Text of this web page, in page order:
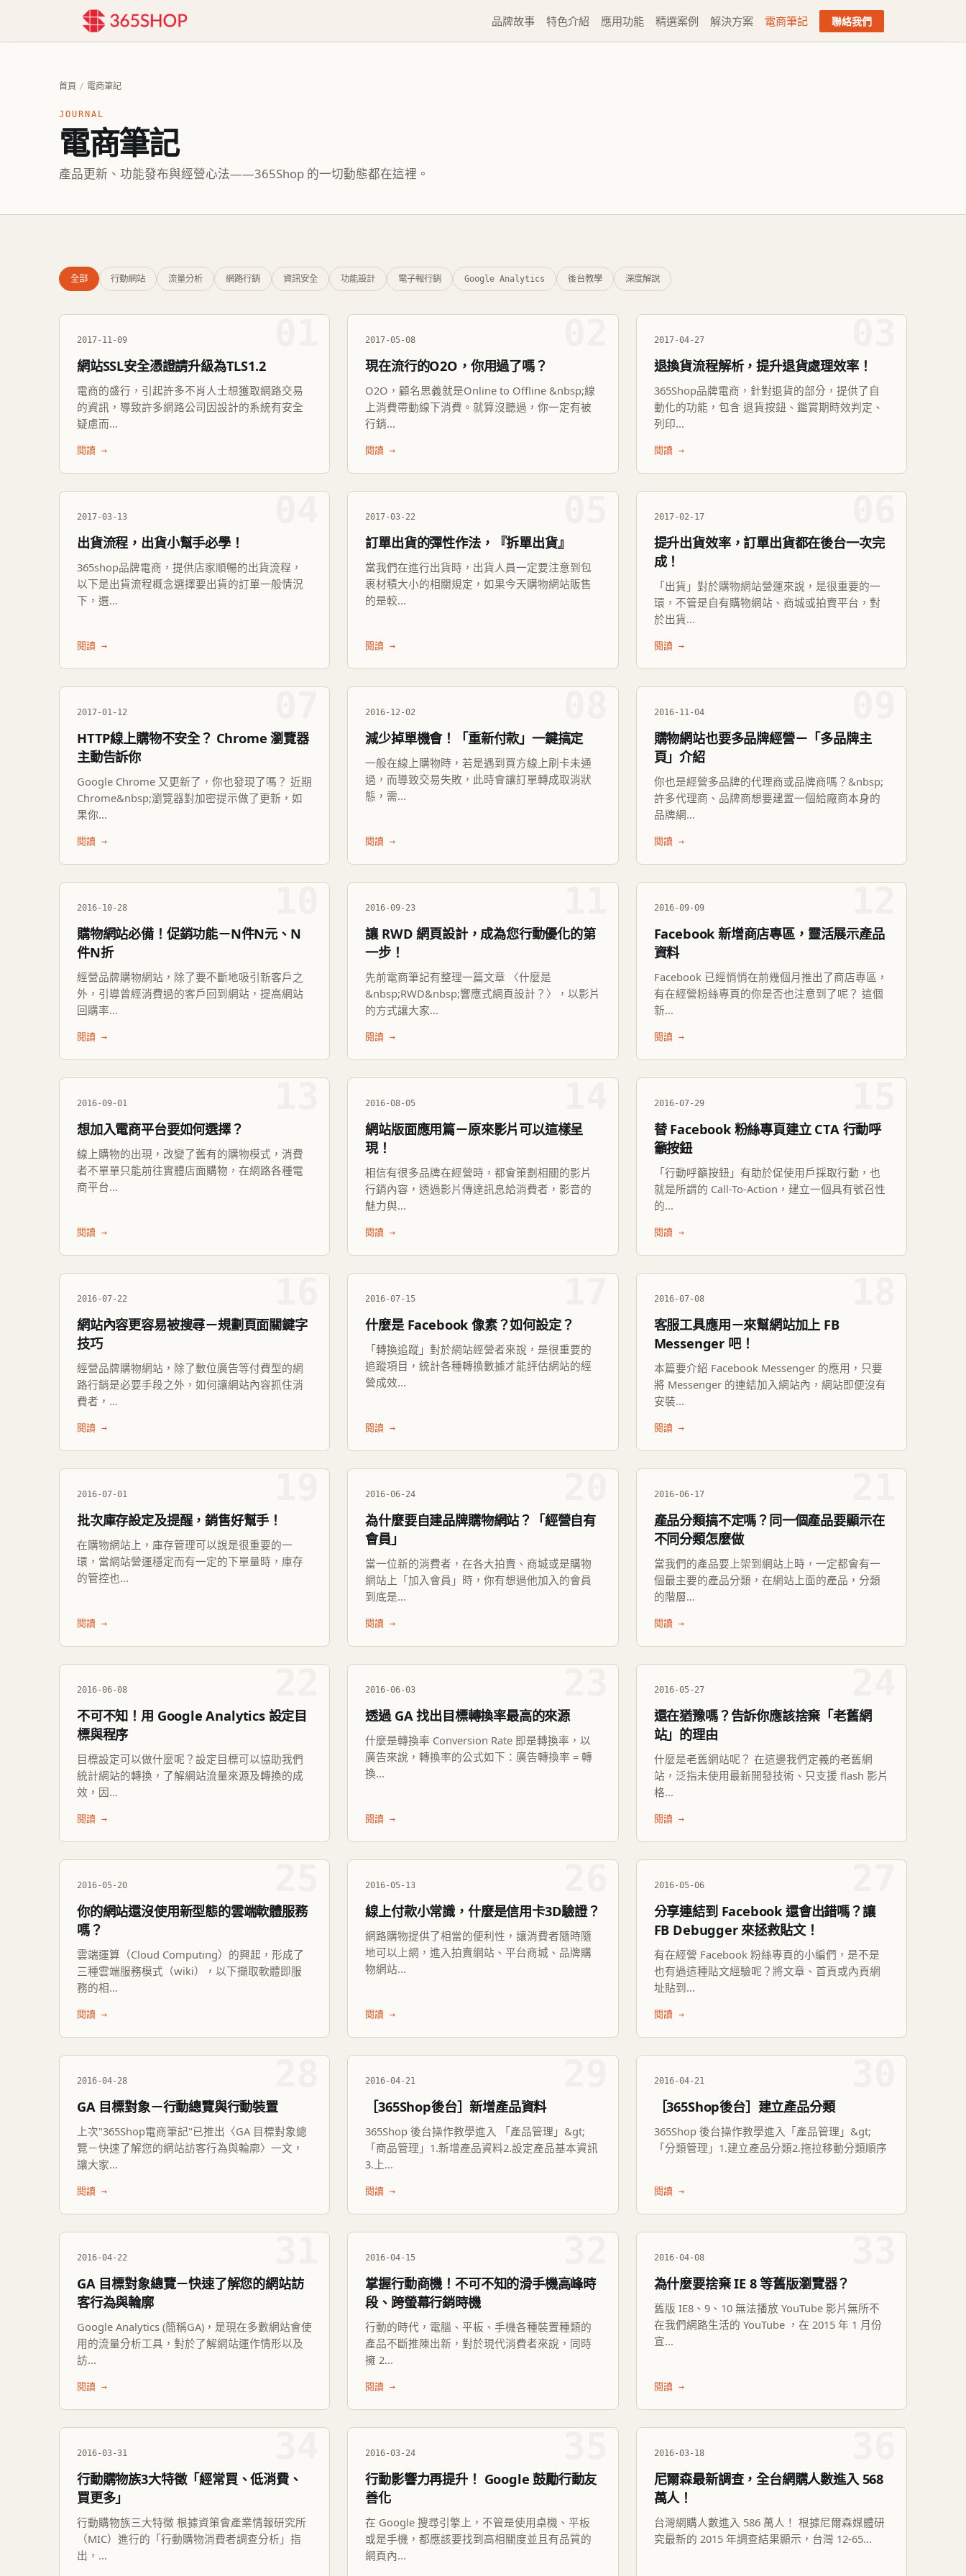
品牌故事 特色介紹 應用功能 精選案例 解決方案 電商筆記 聯絡我們
首頁 / 電商筆記
JOURNAL
電商筆記
產品更新、功能發布與經營心法——365Shop 的一切動態都在這裡。
全部 行動網站 流量分析 網路行銷 資訊安全 功能設計 電子報行銷 Google Analytics 後台教學 深度解說
2017-11-09
網站SSL安全憑證請升級為TLS1.2
電商的盛行，引起許多不肖人士想獲取網路交易
的資訊，導致許多網路公司因設計的系統有安全
疑慮而...
閱讀 →
2017-05-08
現在流行的O2O，你用過了嗎？
O2O，顧名思義就是Online to Offline &nbsp;線
上消費帶動線下消費。就算沒聽過，你一定有被
行銷...
閱讀 →
2017-04-27
退換貨流程解析，提升退貨處理效率！
365Shop品牌電商，針對退貨的部分，提供了自
動化的功能，包含 退貨按鈕、鑑賞期時效判定、
列印...
閱讀 →
2017-03-13
出貨流程，出貨小幫手必學！
365shop品牌電商，提供店家順暢的出貨流程，
以下是出貨流程概念選擇要出貨的訂單一般情況
下，選...
閱讀 →
2017-03-22
訂單出貨的彈性作法，『拆單出貨』
當我們在進行出貨時，出貨人員一定要注意到包
裹材積大小的相關規定，如果今天購物網站販售
的是較...
閱讀 →
2017-02-17
提升出貨效率，訂單出貨都在後台一次完
成！
「出貨」對於購物網站營運來說，是很重要的一
環，不管是自有購物網站、商城或拍賣平台，對
於出貨...
閱讀 →
2017-01-12
HTTP線上購物不安全？ Chrome 瀏覽器
主動告訴你
Google Chrome 又更新了，你也發現了嗎？ 近期
Chrome&nbsp;瀏覽器對加密提示做了更新，如
果你...
閱讀 →
2016-12-02
減少掉單機會！「重新付款」一鍵搞定
一般在線上購物時，若是遇到買方線上刷卡未通
過，而導致交易失敗，此時會讓訂單轉成取消狀
態，需...
閱讀 →
2016-11-04
購物網站也要多品牌經營－「多品牌主
頁」介紹
你也是經營多品牌的代理商或品牌商嗎？&nbsp;
許多代理商、品牌商想要建置一個給廠商本身的
品牌網...
閱讀 →
2016-10-28
購物網站必備！促銷功能－N件N元、N
件N折
經營品牌購物網站，除了要不斷地吸引新客戶之
外，引導曾經消費過的客戶回到網站，提高網站
回購率...
閱讀 →
2016-09-23
讓 RWD 網頁設計，成為您行動優化的第
一步！
先前電商筆記有整理一篇文章 〈什麼是
&nbsp;RWD&nbsp;響應式網頁設計？〉，以影片
的方式讓大家...
閱讀 →
2016-09-09
Facebook 新增商店專區，靈活展示產品
資料
Facebook 已經悄悄在前幾個月推出了商店專區，
有在經營粉絲專頁的你是否也注意到了呢？ 這個
新...
閱讀 →
2016-09-01
想加入電商平台要如何選擇？
線上購物的出現，改變了舊有的購物模式，消費
者不單單只能前往實體店面購物，在網路各種電
商平台...
閱讀 →
2016-08-05
網站版面應用篇－原來影片可以這樣呈
現！
相信有很多品牌在經營時，都會策劃相關的影片
行銷內容，透過影片傳達訊息給消費者，影音的
魅力與...
閱讀 →
2016-07-29
替 Facebook 粉絲專頁建立 CTA 行動呼
籲按鈕
「行動呼籲按鈕」有助於促使用戶採取行動，也
就是所謂的 Call-To-Action，建立一個具有號召性
的...
閱讀 →
2016-07-22
網站內容更容易被搜尋－規劃頁面關鍵字
技巧
經營品牌購物網站，除了數位廣告等付費型的網
路行銷是必要手段之外，如何讓網站內容抓住消
費者，...
閱讀 →
2016-07-15
什麼是 Facebook 像素？如何設定？
「轉換追蹤」對於網站經營者來說，是很重要的
追蹤項目，統計各種轉換數據才能評估網站的經
營成效...
閱讀 →
2016-07-08
客服工具應用－來幫網站加上 FB
Messenger 吧！
本篇要介紹 Facebook Messenger 的應用，只要
將 Messenger 的連結加入網站內，網站即便沒有
安裝...
閱讀 →
2016-07-01
批次庫存設定及提醒，銷售好幫手！
在購物網站上，庫存管理可以說是很重要的一
環，當網站營運穩定而有一定的下單量時，庫存
的管控也...
閱讀 →
2016-06-24
為什麼要自建品牌購物網站？「經營自有
會員」
當一位新的消費者，在各大拍賣、商城或是購物
網站上「加入會員」時，你有想過他加入的會員
到底是...
閱讀 →
2016-06-17
產品分類搞不定嗎？同一個產品要顯示在
不同分類怎麼做
當我們的產品要上架到網站上時，一定都會有一
個最主要的產品分類，在網站上面的產品，分類
的階層...
閱讀 →
2016-06-08
不可不知！用 Google Analytics 設定目
標與程序
目標設定可以做什麼呢？設定目標可以協助我們
統計網站的轉換，了解網站流量來源及轉換的成
效，因...
閱讀 →
2016-06-03
透過 GA 找出目標轉換率最高的來源
什麼是轉換率 Conversion Rate 即是轉換率，以
廣告來說，轉換率的公式如下：廣告轉換率 = 轉
換...
閱讀 →
2016-05-27
還在猶豫嗎？告訴你應該捨棄「老舊網
站」的理由
什麼是老舊網站呢？ 在這邊我們定義的老舊網
站，泛指未使用最新開發技術、只支援 flash 影片
格...
閱讀 →
2016-05-20
你的網站還沒使用新型態的雲端軟體服務
嗎？
雲端運算（Cloud Computing）的興起，形成了
三種雲端服務模式（wiki），以下擷取軟體即服
務的相...
閱讀 →
2016-05-13
線上付款小常識，什麼是信用卡3D驗證？
網路購物提供了相當的便利性，讓消費者隨時隨
地可以上網，進入拍賣網站、平台商城、品牌購
物網站...
閱讀 →
2016-05-06
分享連結到 Facebook 還會出錯嗎？讓
FB Debugger 來拯救貼文！
有在經營 Facebook 粉絲專頁的小編們，是不是
也有過這種貼文經驗呢？將文章、首頁或內頁網
址貼到...
閱讀 →
2016-04-28
GA 目標對象－行動總覽與行動裝置
上次"365Shop電商筆記"已推出〈GA 目標對象總
覽－快速了解您的網站訪客行為與輪廓〉一文，
讓大家...
閱讀 →
2016-04-21
［365Shop後台］新增產品資料
365Shop 後台操作教學進入 「產品管理」&gt;
「商品管理」1.新增產品資料2.設定產品基本資訊
3.上...
閱讀 →
2016-04-21
［365Shop後台］建立產品分類
365Shop 後台操作教學進入「產品管理」&gt;
「分類管理」1.建立產品分類2.拖拉移動分類順序
閱讀 →
2016-04-22
GA 目標對象總覽－快速了解您的網站訪
客行為與輪廓
Google Analytics (簡稱GA)，是現在多數網站會使
用的流量分析工具，對於了解網站運作情形以及
訪...
閱讀 →
2016-04-15
掌握行動商機！不可不知的滑手機高峰時
段、跨螢幕行銷時機
行動的時代，電腦、平板、手機各種裝置種類的
產品不斷推陳出新，對於現代消費者來說，同時
擁 2...
閱讀 →
2016-04-08
為什麼要捨棄 IE 8 等舊版瀏覽器？
舊版 IE8、9、10 無法播放 YouTube 影片無所不
在我們網路生活的 YouTube ，在 2015 年 1 月份
宣...
閱讀 →
2016-03-31
行動購物族3大特徵「經常買、低消費、
買更多」
行動購物族三大特徵 根據資策會產業情報研究所
（MIC）進行的「行動購物消費者調查分析」指
出，...
2016-03-24
行動影響力再提升！ Google 鼓勵行動友
善化
在 Google 搜尋引擎上，不管是使用桌機、平板
或是手機，都應該要找到高相關度並且有品質的
網頁內...
2016-03-18
尼爾森最新調查，全台網購人數進入 568
萬人！
台灣網購人數進入 586 萬人！ 根據尼爾森媒體研
究最新的 2015 年調查結果顯示，台灣 12-65...